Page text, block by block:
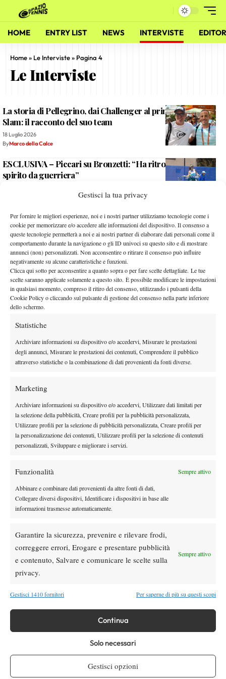
Gestisci la tua privacy
Per fornire le migliori esperienze, noi e i nostri partner utilizziamo tecnologie come i
cookie per memorizzare e/o accedere alle informazioni del dispositivo. Il consenso a
queste tecnologie permetterà a noi e ai nostri partner di elaborare dati personali come il
comportamento durante la navigazione o gli ID univoci su questo sito e di mostrare
annunci (non) personalizzati. Non acconsentire o ritirare il consenso può influire
negativamente su alcune caratteristiche e funzioni.
Clicca qui sotto per acconsentire a quanto sopra o per fare scelte dettagliate. Le tue
scelte saranno applicate solamente a questo sito. È possibile modificare le impostazioni
in qualsiasi momento, compreso il ritiro del consenso, utilizzando i pulsanti della
Cookie Policy o cliccando sul pulsante di gestione del consenso nella parte inferiore
dello schermo.
Statistiche
Archiviare informazioni su dispositivo e/o accedervi, Misurare le prestazioni
degli annunci, Misurare le prestazioni dei contenuti, Comprendere il pubblico
attraverso statistiche o la combinazione di dati provenienti da fonti diverse.
Marketing
Archiviare informazioni su dispositivo e/o accedervi, Utilizzare dati limitati per
la selezione della pubblicità, Creare profili per la pubblicità personalizzata,
Utilizzare profili per la selezione di pubblicità personalizzata, Creare profili per
la personalizzazione dei contenuti, Utilizzare profili per la selezione di contenuti
personalizzati, Sviluppare e migliorare i servizi.
Funzionalità Sempre attivo
Abbinare e combinare dati provenienti da altre fonti di dati,
Collegare diversi dispositivi, Identificare i dispositivi in base alle
informazioni trasmesse automaticamente.
Garantire la sicurezza, prevenire e rilevare frodi,
correggere errori, Erogare e presentare pubblicità
e contenuto, Salvare e comunicare le scelte sulla
privacy.
Sempre attivo
Gestisci 1410 fornitori Per saperne di più su questi scopi
Continua
Solo necessari
Gestisci opzioni
HOME ENTRY LIST NEWS INTERVISTE
Home» Le Interviste» Pagina 4
Le Interviste
La storia di Pellegrino, dai Challenger al primo main draw
Slam: il racconto del suo team
18 Luglio 2026
ByMarco della Calce
ESCLUSIVA – Piccari su Bronzetti: “Ha ritrovato il suo
spirito da guerriera”
ESCLUSIVA – Bertolucci: “Raccontare Sinner campione a
Roma è l’emozione più grande dopo Wimbledon” (VIDEO)
19 Maggio 2026
Redazione
ESCLUSIVA – Pistolesi: “Se ci fosse una corsa dei cani oggi,
vincerebbe il cane di Sinner”
14 Maggio 2026
Giacomo Nicotera
Facebook
X
Instagram
Testata giornalistica
Editore:VIBES MEDIA SRL
, P.iva 14250480960
ENTRY LIST
ATP